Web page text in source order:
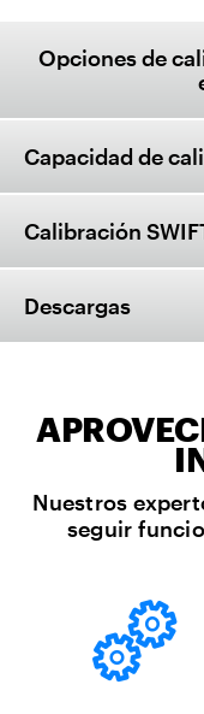
Opciones de
Capacidad de
Calibración
Descargas
Nuestros
seguir